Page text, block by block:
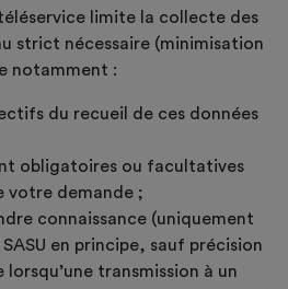
limite la collecte des
strict nécessaire (minimisation
notamment :
du recueil de ces données
obligatoires ou facultatives
votre demande ;
connaissance (uniquement
SASU en principe, sauf précision
transmission à un